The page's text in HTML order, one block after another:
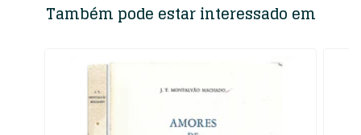
Também pode estar interessado em